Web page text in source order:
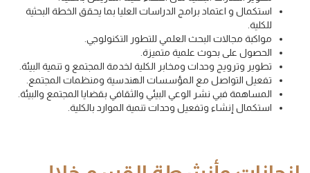
استكمال و اعتماد برامج الدراسات العليا بما يحقق الخطة البحثية
للكلية.
مواكبة مجالات البحث العلمي للتطور التكنولوجي.
الحصول على بحوث علمية متميزة.
تطوير وترويج وحدات ومخابر الكلية لخدمة المجتمع و تنمية البيئة.
تفعيل التواصل مع المؤسسات الهندسية ومنظمات المجتمع.
المساهمة فبي نشر الوعي البيئي والثقافي بقضايا المجتمع والبيئة.
استكمال إنشاء وتفعيل وحدات تنمية الموارد بالكلية.